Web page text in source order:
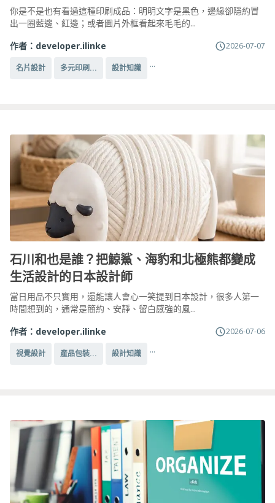
你是不是也有看過這種印刷成品：明明文字是黑色，邊緣卻隱約冒
出一圈藍邊、紅邊；或者圖片外框看起來毛毛的...
作者： developer.ilinke 2026-07-07
名片設計 多元印刷... 設計知識 ...
石川和也是誰？把鯨鯊、海豹和北極熊都變成
生活設計的日本設計師
當日用品不只實用，還能讓人會心一笑提到日本設計，很多人第一
時間想到的，通常是簡約、安靜、留白感強的風...
作者： developer.ilinke 2026-07-06
視覺設計 產品包裝... 設計知識 ...